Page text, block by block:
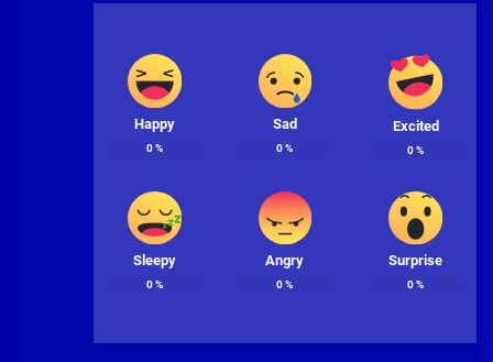
Happy
0%
Sad
0%
Excited
0%
Sleepy
0%
Angry
0%
Surprise
0%